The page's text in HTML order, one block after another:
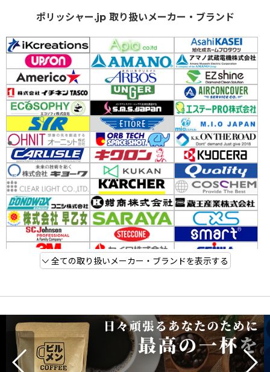
ポリッシャー.jp 取り扱いメーカー・ブランド
全ての取り扱いメーカー・ブランドを表示する